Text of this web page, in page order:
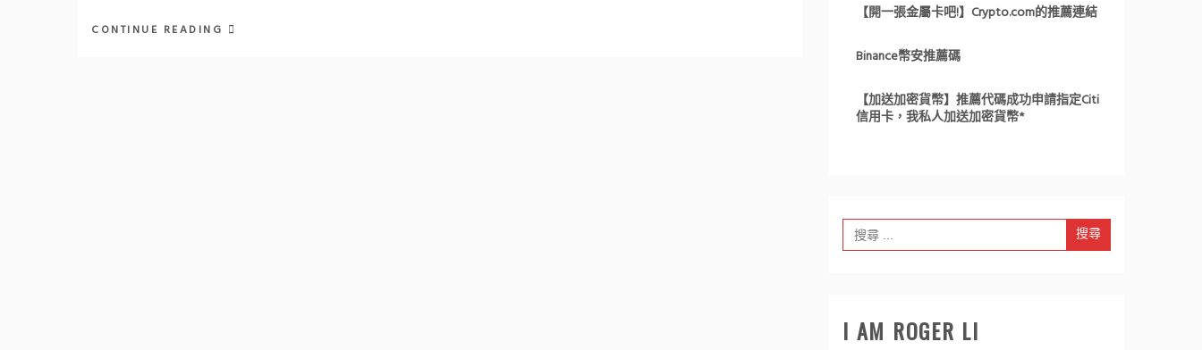
CONTINUE READING
【開一張金屬卡吧!】Crypto.com的推薦連結
Binance幣安推薦碼
【加送加密貨幣】推薦代碼成功申請指定Citi
信用卡，我私人加送加密貨幣*
Search
for:
I AM ROGER LI